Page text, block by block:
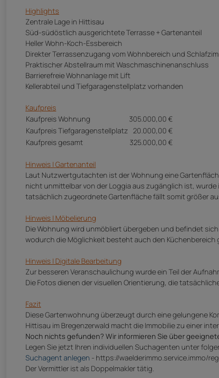
Highlights
Zentrale Lage in Hittisau
Süd-südöstlich ausgerichtete Terrasse + Gartenanteil
Heller Wohn-Koch-Essbereich
Direkter Terrassenzugang vom Wohnbereich und
Praktischer Abstellraum mit Waschmaschinenanschluss
Barrierefreie Wohnanlage mit Lift
Kellerabteil und Tiefgaragenstellplatz vorhanden
Kaufpreis
Kaufpreis Wohnung
305.000,00 €
Kaufpreis Tiefgaragenstellplatz 20.000,00 €
Kaufpreis gesamt
325.000,00 €
Hinweis | Gartenanteil
Laut Nutzwertgutachten ist der Wohnung eine
nicht unmittelbar von der Loggia aus zugänglich ist,
tatsächlich zugeordnete Gartenfläche fällt somit größer
Hinweis | Möbelierung
Die Wohnung wird unmöbliert übergeben und befindet
wodurch die Möglichkeit besteht auch den
Hinweis | Digitale Bearbeitung
Zur besseren Veranschaulichung wurde ein Teil der
Die Fotos dienen der visuellen Orientierung, die
Fazit
Diese Gartenwohnung überzeugt durch eine gelungene
Hittisau im Bregenzerwald macht die Immobilie zu einer
Noch nichts gefunden? Wir informieren Sie über
Legen Sie jetzt Ihren individuellen Suchagenten unter
Suchagent anlegen - https://waelderimmo.service.immo/
Der Vermittler ist als Doppelmakler tätig.